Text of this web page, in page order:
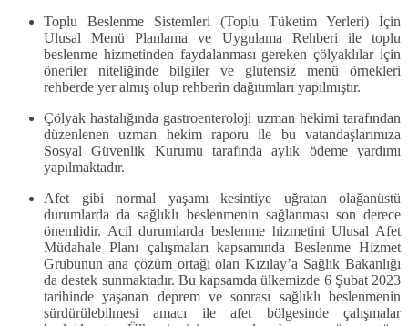
Toplu Beslenme Sistemleri (Toplu Tüketim Yerleri) İçin
Ulusal Menü Planlama ve Uygulama Rehberi ile toplu
beslenme hizmetinden faydalanması gereken çölyaklılar için
öneriler niteliğinde bilgiler ve glutensiz menü örnekleri
rehberde yer almış olup rehberin dağıtımları yapılmıştır.
Çölyak hastalığında gastroenteroloji uzman hekimi tarafından
düzenlenen uzman hekim raporu ile bu vatandaşlarımıza
Sosyal Güvenlik Kurumu tarafında aylık ödeme yardımı
yapılmaktadır.
Afet gibi normal yaşamı kesintiye uğratan olağanüstü
durumlarda da sağlıklı beslenmenin sağlanması son derece
önemlidir. Acil durumlarda beslenme hizmetini Ulusal Afet
Müdahale Planı çalışmaları kapsamında Beslenme Hizmet
Grubunun ana çözüm ortağı olan Kızılay’a Sağlık Bakanlığı
da destek sunmaktadır. Bu kapsamda ülkemizde 6 Şubat 2023
tarihinde yaşanan deprem ve sonrası sağlıklı beslenmenin
sürdürülebilmesi amacı ile afet bölgesinde çalışmalar